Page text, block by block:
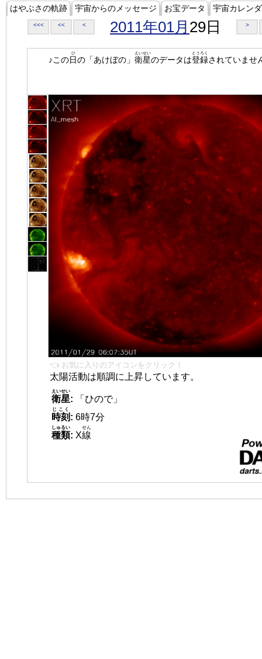
はやぶさの軌跡 宇宙からのメッセージ お宝データ 宇宙カレン
<<< << < 2011年01月 29日 >
♪この日
ひ
の「あけぼの」 衛星
えいせい
のデータは登録
とうろく
されていませ
👈 お気に入りのアイコンをクリック！
太陽活動は順調に上昇しています。
衛星
えいせい
:
「ひので」
時刻
じこく
: 6時7分
種類
しゅるい
: X線
せん